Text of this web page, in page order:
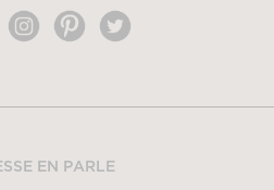
EN PARLE